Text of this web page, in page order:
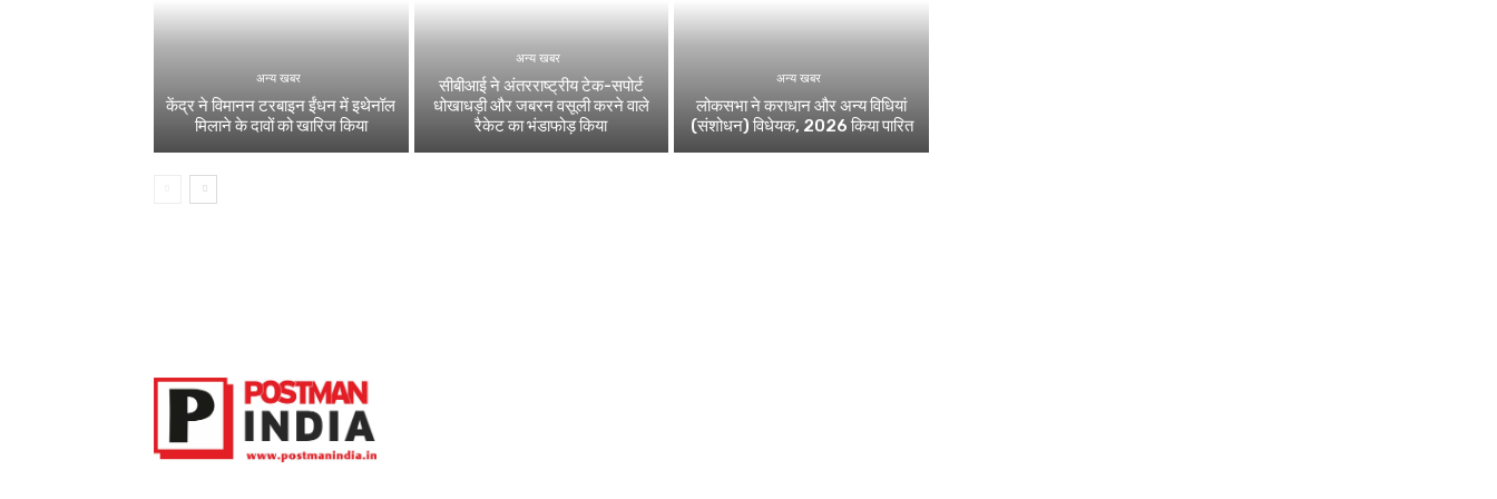
अन्य खबर
केंद्र ने विमानन टरबाइन ईंधन में इथेनॉल
मिलाने के दावों को खारिज किया
अन्य खबर
सीबीआई ने अंतरराष्ट्रीय टेक-सपोर्ट
धोखाधड़ी और जबरन वसूली करने वाले
रैकेट का भंडाफोड़ किया
अन्य खबर
लोकसभा ने कराधान और अन्य विधियां
(संशोधन) विधेयक, 2026 किया पारित